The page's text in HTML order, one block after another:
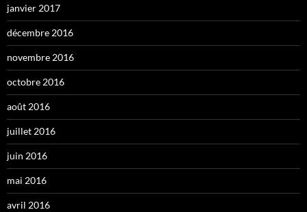
janvier 2017
décembre 2016
novembre 2016
octobre 2016
août 2016
juillet 2016
juin 2016
mai 2016
avril 2016